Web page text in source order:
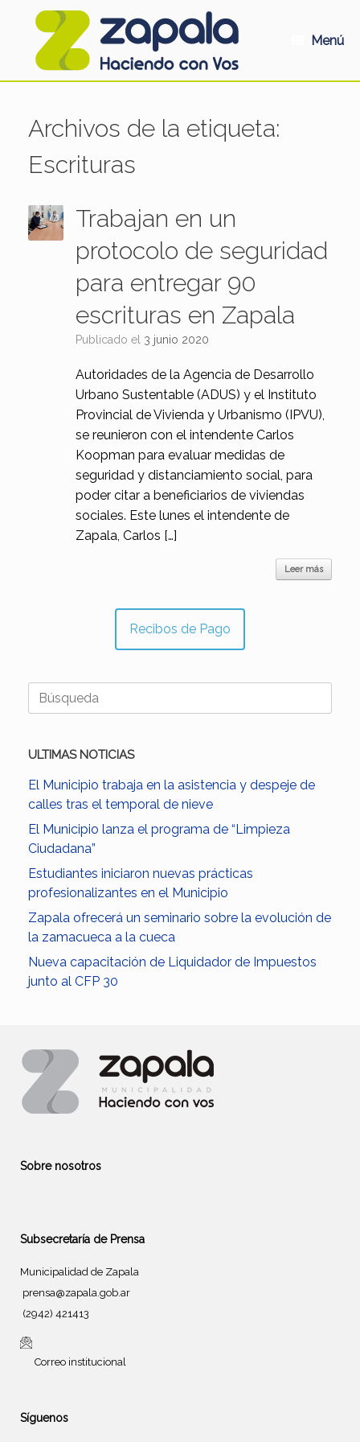
Menú
Archivos de la etiqueta:
Escrituras
Trabajan en un
protocolo de seguridad
para entregar 90
escrituras en Zapala
Publicado el 3 junio 2020
Autoridades de la Agencia de Desarrollo
Urbano Sustentable (ADUS) y el Instituto
Provincial de Vivienda y Urbanismo (IPVU),
se reunieron con el intendente Carlos
Koopman para evaluar medidas de
seguridad y distanciamiento social, para
poder citar a beneficiarios de viviendas
sociales. Este lunes el intendente de
Zapala, Carlos […]
Leer más
Recibos de Pago
Buscar:
ULTIMAS NOTICIAS
El Municipio trabaja en la asistencia y despeje de
calles tras el temporal de nieve
El Municipio lanza el programa de “Limpieza
Ciudadana”
Estudiantes iniciaron nuevas prácticas
profesionalizantes en el Municipio
Zapala ofrecerá un seminario sobre la evolución de
la zamacueca a la cueca
Nueva capacitación de Liquidador de Impuestos
junto al CFP 30
Sobre nosotros
Subsecretaría de Prensa
Municipalidad de Zapala
prensa@zapala.gob.ar
(2942) 421413
Correo institucional
Síguenos